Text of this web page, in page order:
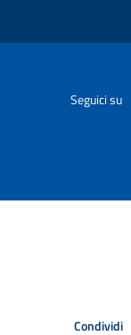
Seguici su
Condividi